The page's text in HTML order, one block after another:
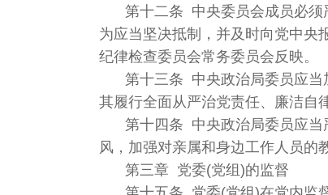
第十二条 中央委员会成员必须
为应当坚决抵制，并及时向党中央
纪律检查委员会常务委员会反映。
第十三条 中央政治局委员应当
其履行全面从严治党责任、廉洁自
第十四条 中央政治局委员应当
风，加强对亲属和身边工作人员的
第三章 党委(党组)的监督